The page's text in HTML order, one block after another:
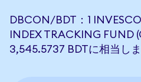
DBCON/BDT：1
INDEX TRACKING FUND
3,545.5737 BDTに相当し